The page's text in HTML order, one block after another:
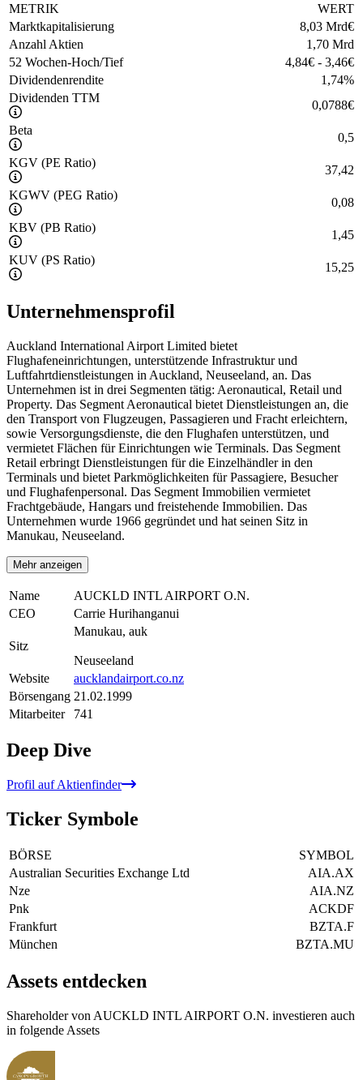
METRIK
WERT
Marktkapitalisierung
8,03 Mrd€
Anzahl Aktien
1,70 Mrd
52 Wochen-Hoch/Tief
4,84€ - 3,46€
Dividendenrendite
1,74%
Dividenden TTM
0,0788€
Beta
0,5
KGV (PE Ratio)
37,42
KGWV (PEG Ratio)
0,08
KBV (PB Ratio)
1,45
KUV (PS Ratio)
15,25
Unternehmensprofil
Auckland International Airport Limited bietet
Flughafeneinrichtungen, unterstützende Infrastruktur und
Luftfahrtdienstleistungen in Auckland, Neuseeland, an. Das
Unternehmen ist in drei Segmenten tätig: Aeronautical, Retail und
Property. Das Segment Aeronautical bietet Dienstleistungen an, die
den Transport von Flugzeugen, Passagieren und Fracht erleichtern,
sowie Versorgungsdienste, die den Flughafen unterstützen, und
vermietet Flächen für Einrichtungen wie Terminals. Das Segment
Retail erbringt Dienstleistungen für die Einzelhändler in den
Terminals und bietet Parkmöglichkeiten für Passagiere, Besucher
und Flughafenpersonal. Das Segment Immobilien vermietet
Frachtgebäude, Hangars und freistehende Immobilien. Das
Unternehmen wurde 1966 gegründet und hat seinen Sitz in
Manukau, Neuseeland.
Mehr anzeigen
Name
AUCKLD INTL AIRPORT O.N.
CEO
Carrie Hurihanganui
Sitz
Manukau, auk
Neuseeland
Website
aucklandairport.co.nz
Börsengang 21.02.1999
Mitarbeiter
741
Deep Dive
Profil auf Aktienfinder
Ticker Symbole
BÖRSE
SYMBOL
Australian Securities Exchange Ltd
AIA.AX
Nze
AIA.NZ
Pnk
ACKDF
Frankfurt
BZTA.F
München
BZTA.MU
Assets entdecken
Shareholder von AUCKLD INTL AIRPORT O.N. investieren auch
in folgende Assets